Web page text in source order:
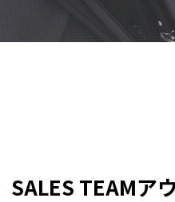
SALES TEAMア